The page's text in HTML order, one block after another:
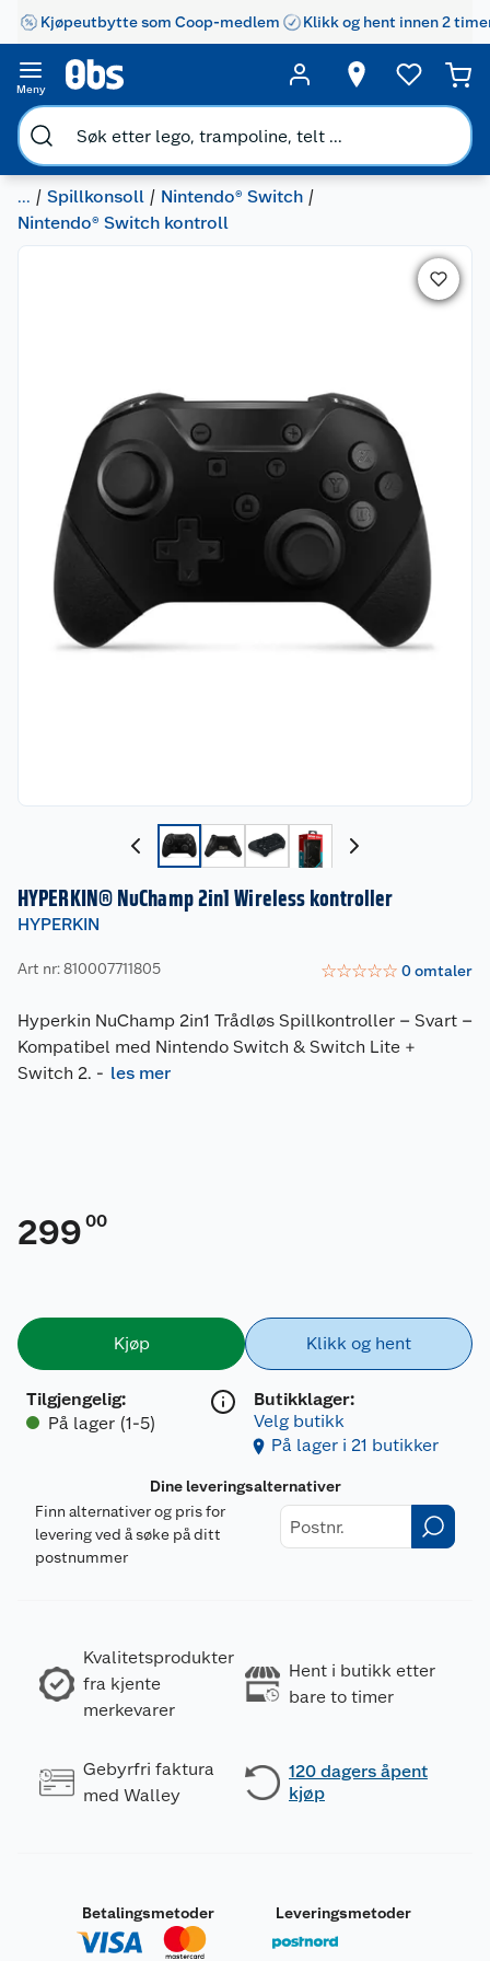
Kjøpeutbytte som Coop-medlem Klikk og hent innen 2
Meny
... Spillkonsoll
Nintendo® Switch
Nintendo® Switch kontroll
HYPERKIN® NuChamp 2in1 Wireless kontroller
HYPERKIN
Art nr: 810007711805 ☆☆☆☆☆ 0omtaler
Hyperkin NuChamp 2in1 Trådløs Spillkontroller – Svart –
Kompatibel med Nintendo Switch & Switch Lite +
Switch 2. - les mer
299 00
Kjøp
Tilgjengelig:
På lager (1-5)
Klikk og hent
Butikklager:
Velg butikk
På lager i 21 butikker
Dine leveringsalternativer
Finn alternativer og pris for
levering ved å søke på ditt
postnummer
Kvalitetsprodukter
fra kjente
merkevarer
Hent i butikk etter
bare to timer
Gebyrfri faktura
med Walley
120 dagers åpent
kjøp
Betalingsmetoder Leveringsmetoder